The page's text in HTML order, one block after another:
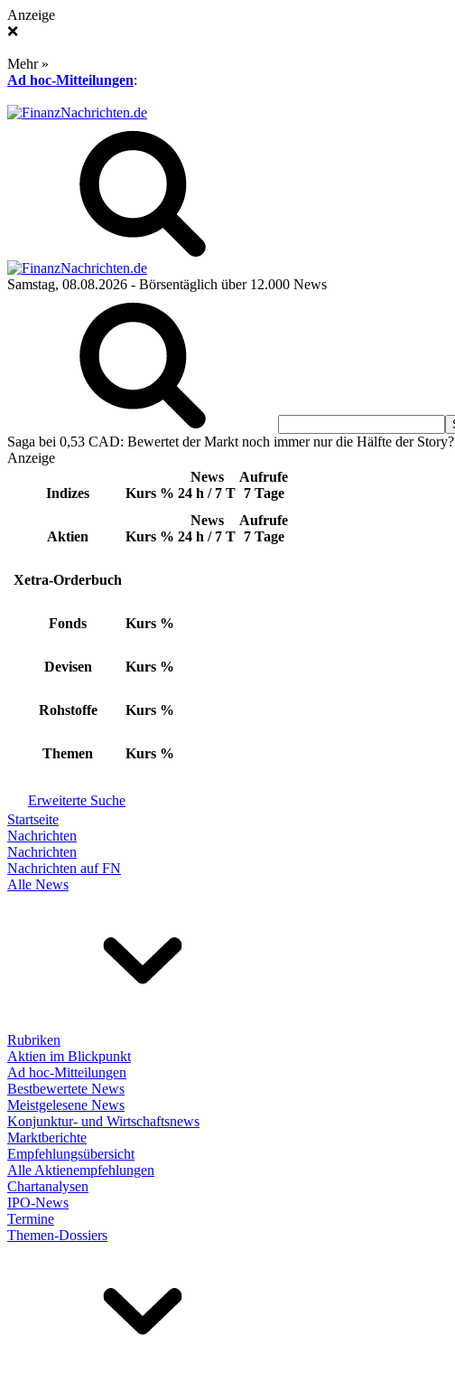
Anzeige
❌
Mehr »
Ad hoc-Mitteilungen:
Samstag, 08.08.2026 - Börsentäglich über 12.000 News
Saga bei 0,53 CAD: Bewertet der Markt noch immer nur die Hälfte der Story?
Anzeige
Indizes Kurs %
News
24 h / 7 T
Aufrufe
7 Tage
Aktien Kurs %
News
24 h / 7 T
Aufrufe
7 Tage
Xetra-Orderbuch
Fonds Kurs %
Devisen Kurs %
Rohstoffe Kurs %
Themen Kurs %
Erweiterte Suche
Startseite
Nachrichten
Nachrichten
Nachrichten auf FN
Alle News
Rubriken
Aktien im Blickpunkt
Ad hoc-Mitteilungen
Bestbewertete News
Meistgelesene News
Konjunktur- und Wirtschaftsnews
Marktberichte
Empfehlungsübersicht
Alle Aktienempfehlungen
Chartanalysen
IPO-News
Termine
Themen-Dossiers